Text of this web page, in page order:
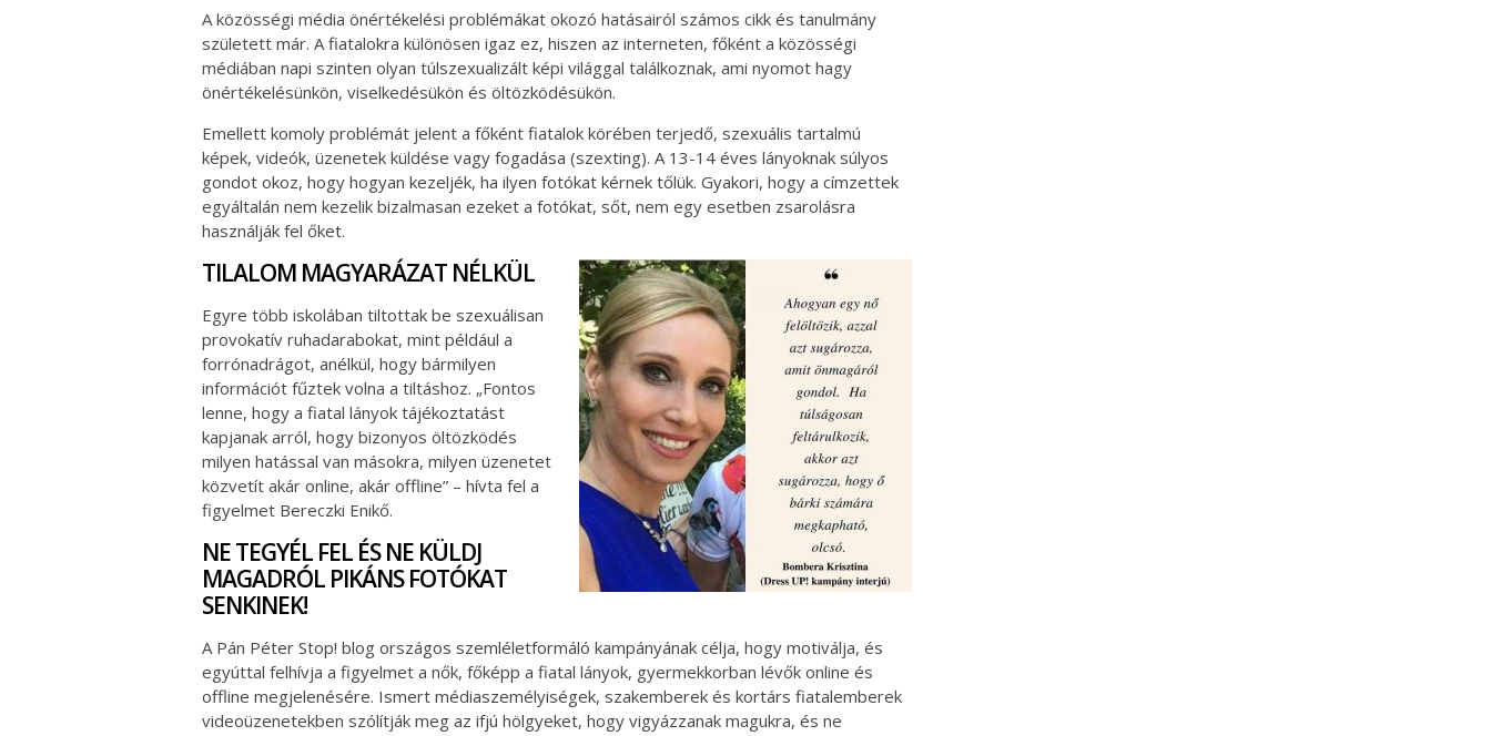
A közösségi média önértékelési problémákat okozó hatásairól számos cikk és tanulmány
született már. A fiatalokra különösen igaz ez, hiszen az interneten, főként a közösségi
médiában napi szinten olyan túlszexualizált képi világgal találkoznak, ami nyomot hagy
önértékelésünkön, viselkedésükön és öltözködésükön.
Emellett komoly problémát jelent a főként fiatalok körében terjedő, szexuális tartalmú
képek, videók, üzenetek küldése vagy fogadása (szexting). A 13-14 éves lányoknak súlyos
gondot okoz, hogy hogyan kezeljék, ha ilyen fotókat kérnek tőlük. Gyakori, hogy a címzettek
egyáltalán nem kezelik bizalmasan ezeket a fotókat, sőt, nem egy esetben zsarolásra
használják fel őket.
TILALOM MAGYARÁZAT NÉLKÜL
Egyre több iskolában tiltottak be szexuálisan
provokatív ruhadarabokat, mint például a
forrónadrágot, anélkül, hogy bármilyen
információt fűztek volna a tiltáshoz. „Fontos
lenne, hogy a fiatal lányok tájékoztatást
kapjanak arról, hogy bizonyos öltözködés
milyen hatással van másokra, milyen üzenetet
közvetít akár online, akár offline” – hívta fel a
figyelmet Bereczki Enikő.
NE TEGYÉL FEL ÉS NE KÜLDJ
MAGADRÓL PIKÁNS FOTÓKAT
SENKINEK!
A Pán Péter Stop! blog országos szemléletformáló kampányának célja, hogy motiválja, és
egyúttal felhívja a figyelmet a nők, főképp a fiatal lányok, gyermekkorban lévők online és
offline megjelenésére. Ismert médiaszemélyiségek, szakemberek és kortárs fiatalemberek
videoüzenetekben szólítják meg az ifjú hölgyeket, hogy vigyázzanak magukra, és ne